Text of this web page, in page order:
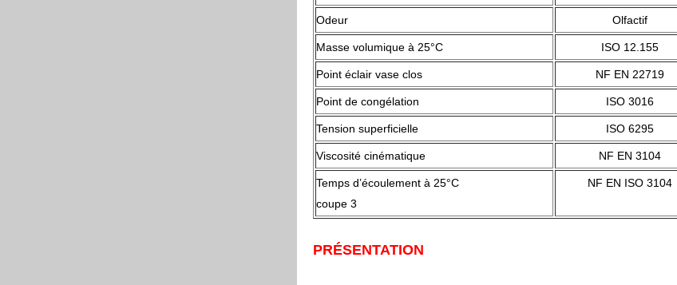
Odeur Olfactif
Masse volumique à 25°C ISO 12.155
Point éclair vase clos NF EN 22719
Point de congélation ISO 3016
Tension superficielle ISO 6295
Viscosité cinématique NF EN 3104
Temps d’écoulement à 25°C
coupe 3
NF EN ISO 3104
PRÉSENTATION